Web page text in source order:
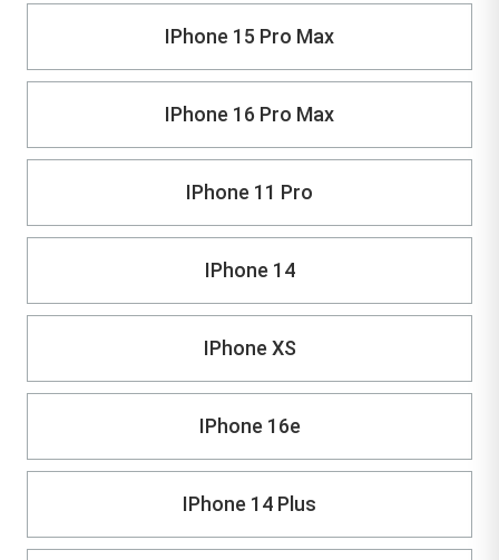
IPhone 15 Pro Max
IPhone 16 Pro Max
IPhone 11 Pro
IPhone 14
IPhone XS
IPhone 16e
IPhone 14 Plus